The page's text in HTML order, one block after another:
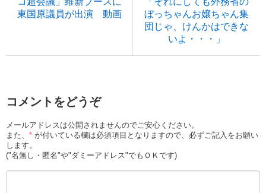
東国原議員が出演 動画
ぼっちゃんお嬢ちゃん集
団じゃ、けんかはできな
いよ・・・」
コメントをどうぞ
メールアドレスは公開されませんのでご安心ください。
また、 * が付いている欄は必須項目となりますので、必ずご記入をお願い
します。
("名無し・匿名"や"ダミーアドレス"でもＯＫです)